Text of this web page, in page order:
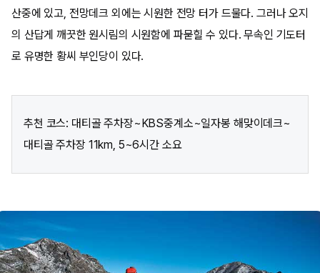
산중에 있고, 전망데크 외에는 시원한 전망 터가 드물다. 그러나 오지
의 산답게 깨끗한 원시림의 시원함에 파묻힐 수 있다. 무속인 기도터
로 유명한 황씨 부인당이 있다.
추천 코스: 대티골 주차장~KBS중계소~일자봉 해맞이데크~
대티골 주차장 11km, 5~6시간 소요